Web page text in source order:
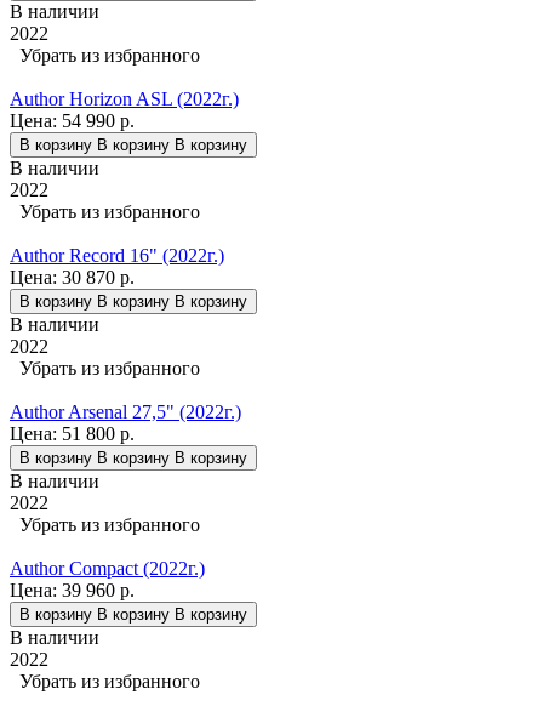
В наличии
2022
Убрать из избранного
Author Horizon ASL (2022г.)
Цена: 54 990 р.
В корзину В корзину В корзину
В наличии
2022
Убрать из избранного
Author Record 16" (2022г.)
Цена: 30 870 р.
В корзину В корзину В корзину
В наличии
2022
Убрать из избранного
Author Arsenal 27,5" (2022г.)
Цена: 51 800 р.
В корзину В корзину В корзину
В наличии
2022
Убрать из избранного
Author Compact (2022г.)
Цена: 39 960 р.
В корзину В корзину В корзину
В наличии
2022
Убрать из избранного